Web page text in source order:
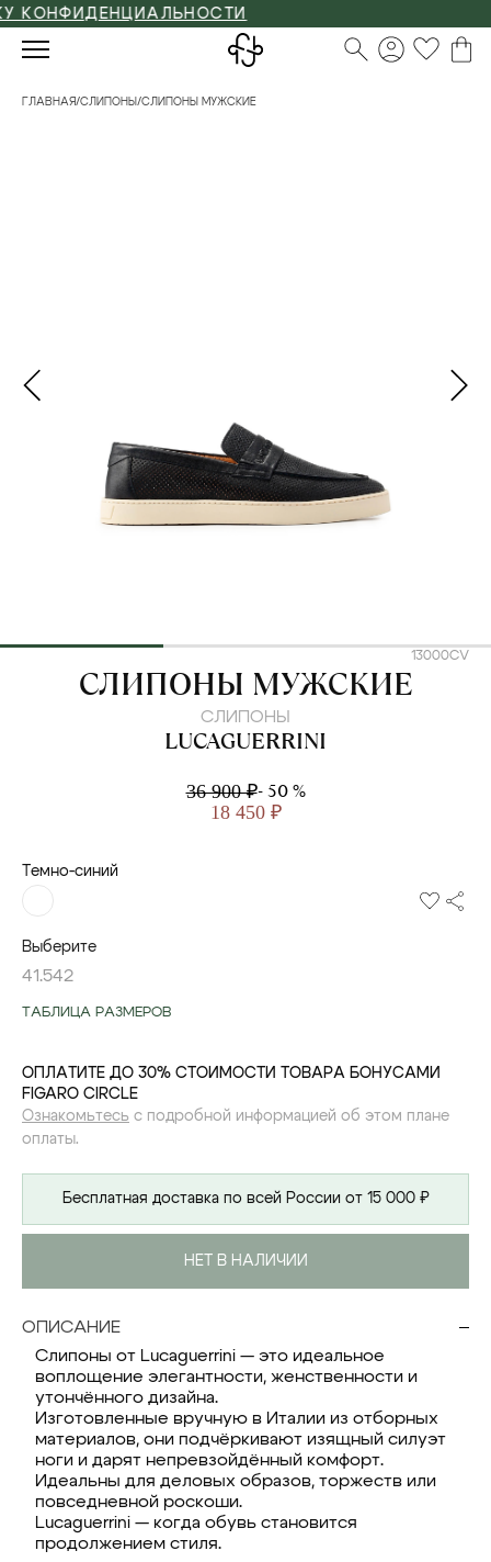
ГЛАВНАЯ/СЛИПОНЫ /СЛИПОНЫ МУЖСКИЕ
13000CV
LUCAGUERRINI
СЛИПОНЫ МУЖСКИЕ
СЛИПОНЫ
LUCAGUERRINI
36 900 ₽- 50 %
18 450 ₽
Темно-синий
Выберите
41.542
ТАБЛИЦА РАЗМЕРОВ
ОПЛАТИТЕ ДО 30% СТОИМОСТИ ТОВАРА БОНУСАМИ
FIGARO CIRCLE
Ознакомьтесь с подробной информацией об этом плане
оплаты.
Бесплатная доставка по всей России от 15 000 ₽
НЕТ В НАЛИЧИИ
ОПИСАНИЕ
Слипоны от Lucaguerrini — это идеальное
воплощение элегантности, женственности и
утончённого дизайна.
Изготовленные вручную в Италии из отборных
материалов, они подчёркивают изящный силуэт
ноги и дарят непревзойдённый комфорт.
Идеальны для деловых образов, торжеств или
повседневной роскоши.
Lucaguerrini — когда обувь становится
продолжением стиля.